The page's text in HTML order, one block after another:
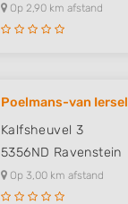
Op 2,90 km afstand
Poelmans-van Iersel
Kalfsheuvel 3
5356ND Ravenstein
Op 3,00 km afstand